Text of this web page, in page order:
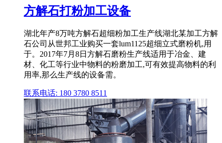
方解石打粉加工设备
湖北年产8万吨方解石超细粉加工生产线湖北某加工方解
石公司从世邦工业购买一套lum1125超细立式磨粉机,用
于。2017年7月8日方解石磨粉生产线适用于冶金、建
材、化工等行业中物料的粉磨加工,可有效提高物料的利
用率,那么生产线的设备需。
联系电话: 180 3780 8511